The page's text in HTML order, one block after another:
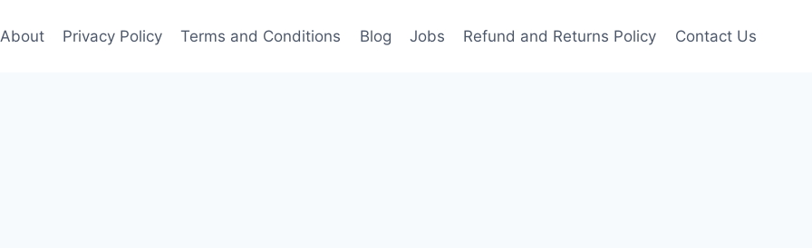
About Privacy Policy Terms and Conditions Blog Jobs Refund and Returns Policy Contact Us